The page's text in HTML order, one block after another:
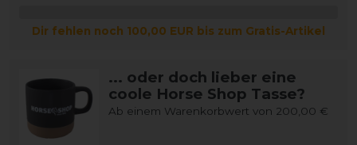
Dir fehlen noch 100,00 EUR bis zum Gratis-Artikel
... oder doch lieber eine
coole Horse Shop Tasse?
Ab einem Warenkorbwert von 200,00 €